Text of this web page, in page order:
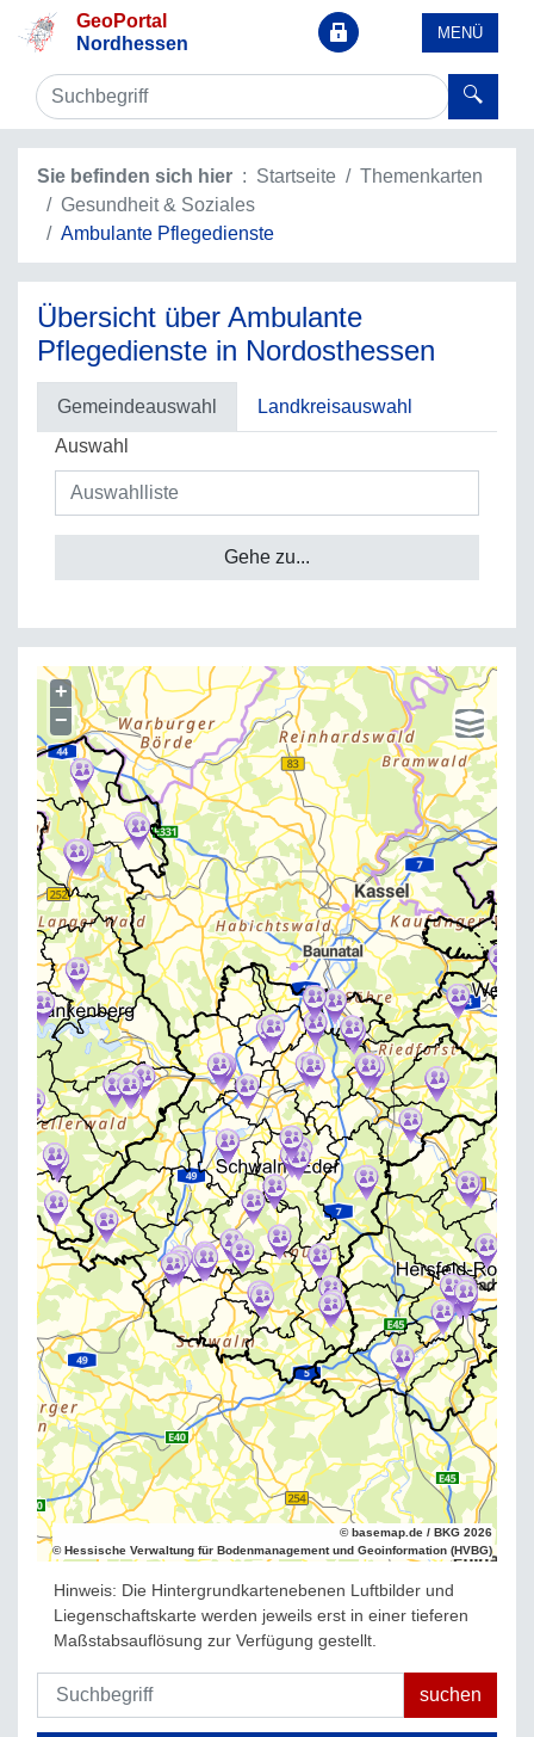
GeoPortal
Nordhessen
MENÜ
Sie befinden sich hier Startseite
Themenkarten
Gesundheit & Soziales
Ambulante Pflegedienste
Übersicht über Ambulante
Pflegedienste in Nordosthessen
Gemeindeauswahl
Landkreisauswahl
Auswahl
Gehe zu...
+
−
© basemap.de / BKG 2026
© Hessische Verwaltung für Bodenmanagement und Geoinformation (HVBG)
Hinweis: Die Hintergrundkartenebenen Luftbilder und
Liegenschaftskarte werden jeweils erst in einer tieferen
Maßstabsauflösung zur Verfügung gestellt.